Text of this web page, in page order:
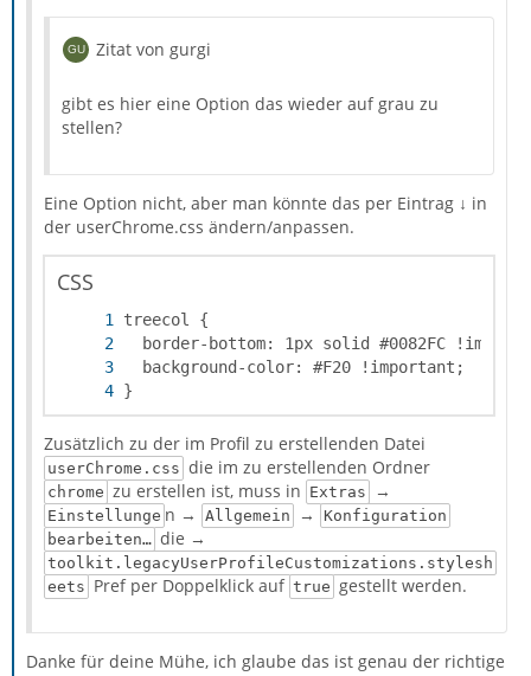
Zitat von gurgi
gibt es hier eine Option das wieder auf grau zu
stellen?
Eine Option nicht, aber man könnte das per Eintrag ↓ in
der userChrome.css ändern/anpassen.
CSS
}
Zusätzlich zu der im Profil zu erstellenden Datei
userChrome.css die im zu erstellenden Ordner
chrome zu erstellen ist, muss in Extras →
Einstellunge n → Allgemein →
Konfiguration
bearbeiten… die →
toolkit.legacyUserProfileCustomizations.stylesh
eets Pref per Doppelklick auf true gestellt werden.
Danke für deine Mühe, ich glaube das ist genau der richtige